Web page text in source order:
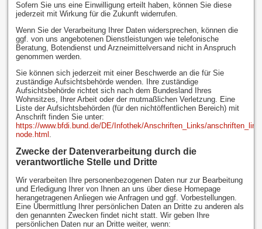
Sofern Sie uns eine Einwilligung erteilt haben, können Sie diese
jederzeit mit Wirkung für die Zukunft widerrufen.
Wenn Sie der Verarbeitung Ihrer Daten widersprechen, können die
ggf. von uns angebotenen Dienstleistungen wie telefonische
Beratung, Botendienst und Arzneimittelversand nicht in Anspruch
genommen werden.
Sie können sich jederzeit mit einer Beschwerde an die für Sie
zuständige Aufsichtsbehörde wenden. Ihre zuständige
Aufsichtsbehörde richtet sich nach dem Bundesland Ihres
Wohnsitzes, Ihrer Arbeit oder der mutmaßlichen Verletzung. Eine
Liste der Aufsichtsbehörden (für den nichtöffentlichen Bereich) mit
Anschrift finden Sie unter:
https://www.bfdi.bund.de/DE/Infothek/Anschriften_Links/
node.html .
Zwecke der Datenverarbeitung durch die
verantwortliche Stelle und Dritte
Wir verarbeiten Ihre personenbezogenen Daten nur zur Bearbeitung
und Erledigung Ihrer von Ihnen an uns über diese Homepage
herangetragenen Anliegen wie Anfragen und ggf. Vorbestellungen.
Eine Übermittlung Ihrer persönlichen Daten an Dritte zu anderen als
den genannten Zwecken findet nicht statt. Wir geben Ihre
persönlichen Daten nur an Dritte weiter, wenn: